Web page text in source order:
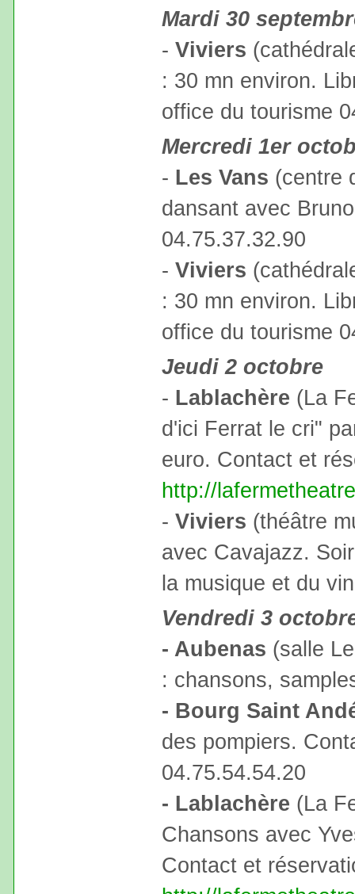
Mardi 30
- Viviers
: 30 mn environ.
office du tourisme
Mercredi 1er
- Les Vans (centre
dansant avec
04.75.37.32.90
- Viviers
: 30 mn environ.
office du tourisme
Jeudi 2 octobre
- Lablachère (La
d'ici Ferrat le cri"
euro. Contact et
http://
- Viviers (théâtre
avec Cavajazz.
la musique et du
Vendredi 3
- Aubenas (salle
: chansons,
- Bourg Saint
des pompiers.
04.75.54.54.20
- Lablachère (La
Chansons avec
Contact et